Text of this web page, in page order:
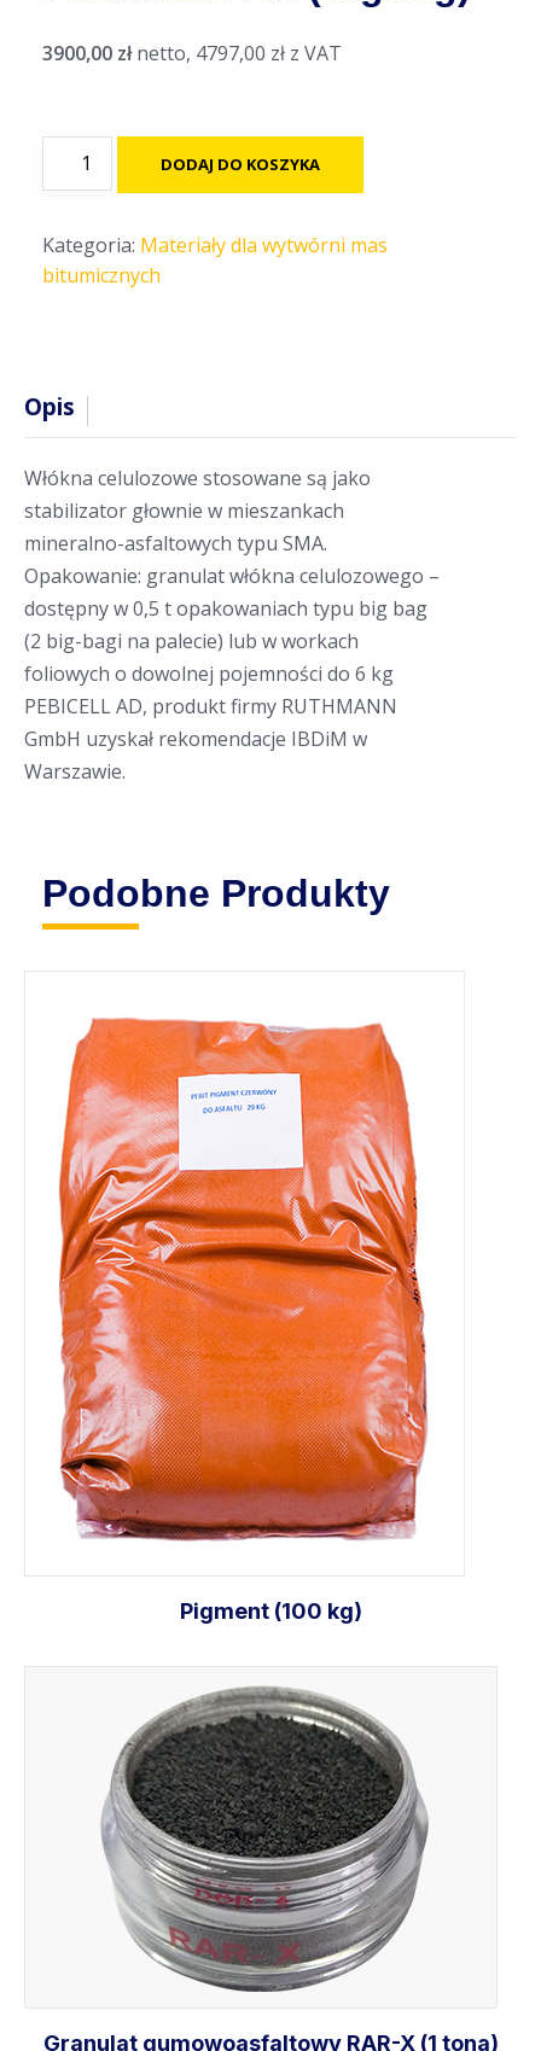
3900,00 zł netto, 4797,00 zł z VAT
PEBICELL
AD
DODAJ DO KOSZYKA
Kategoria: Materiały dla wytwórni mas
bitumicznych
Opis
Włókna celulozowe stosowane są jako
stabilizator głownie w mieszankach
mineralno-asfaltowych typu SMA.
Opakowanie: granulat włókna celulozowego –
dostępny w 0,5 t opakowaniach typu big bag
(2 big-bagi na palecie) lub w workach
foliowych o dowolnej pojemności do 6 kg
PEBICELL AD, produkt firmy RUTHMANN
GmbH uzyskał rekomendacje IBDiM w
Warszawie.
Podobne Produkty
Pigment (100 kg)
Dodaj do koszyka
Granulat gumowoasfaltowy RAR-X (1 tona)